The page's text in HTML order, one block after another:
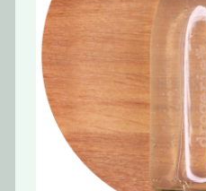
Gel na nádobí